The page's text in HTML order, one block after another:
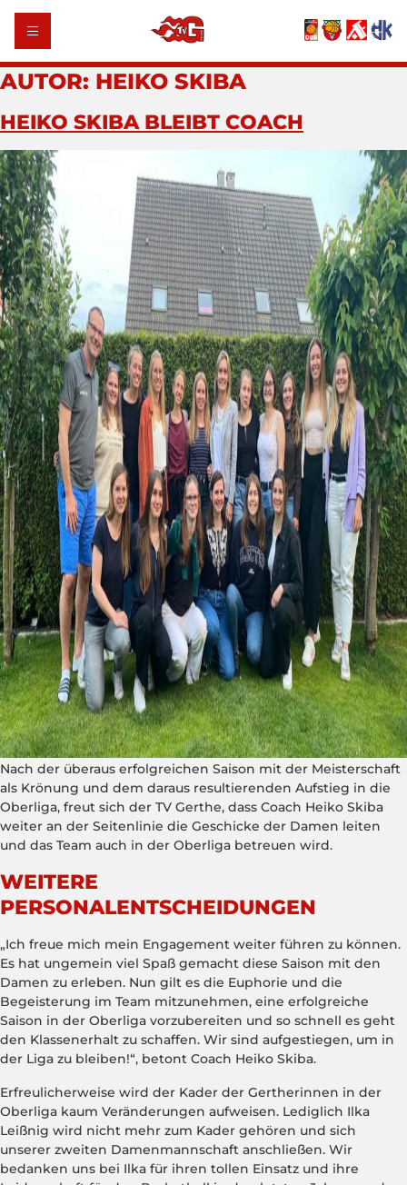
AUTOR: HEIKO SKIBA
HEIKO SKIBA BLEIBT COACH
Nach der überaus erfolgreichen Saison mit der Meisterschaft
als Krönung und dem daraus resultierenden Aufstieg in die
Oberliga, freut sich der TV Gerthe, dass Coach Heiko Skiba
weiter an der Seitenlinie die Geschicke der Damen leiten
und das Team auch in der Oberliga betreuen wird.
WEITERE
PERSONALENTSCHEIDUNGEN
„Ich freue mich mein Engagement weiter führen zu können.
Es hat ungemein viel Spaß gemacht diese Saison mit den
Damen zu erleben. Nun gilt es die Euphorie und die
Begeisterung im Team mitzunehmen, eine erfolgreiche
Saison in der Oberliga vorzubereiten und so schnell es geht
den Klassenerhalt zu schaffen. Wir sind aufgestiegen, um in
der Liga zu bleiben!“, betont Coach Heiko Skiba.
Erfreulicherweise wird der Kader der Gertherinnen in der
Oberliga kaum Veränderungen aufweisen. Lediglich Ilka
Leißnig wird nicht mehr zum Kader gehören und sich
unserer zweiten Damenmannschaft anschließen. Wir
bedanken uns bei Ilka für ihren tollen Einsatz und ihre